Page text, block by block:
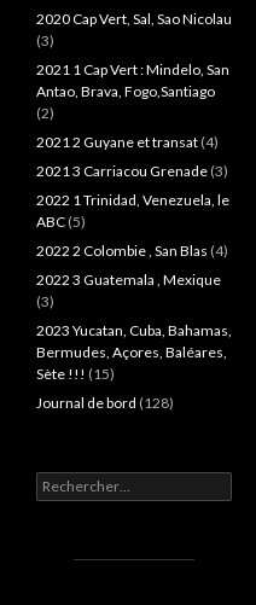
2020 Cap Vert, Sal, Sao Nicolau
(3)
2021 1 Cap Vert : Mindelo, San
Antao, Brava, Fogo,Santiago
(2)
2021 2 Guyane et transat (4)
2021 3 Carriacou Grenade (3)
2022 1 Trinidad, Venezuela, le
ABC (5)
2022 2 Colombie , San Blas (4)
2022 3 Guatemala , Mexique
(3)
2023 Yucatan, Cuba, Bahamas,
Bermudes, Açores, Baléares,
Sète !!! (15)
Journal de bord (128)
Rechercher :